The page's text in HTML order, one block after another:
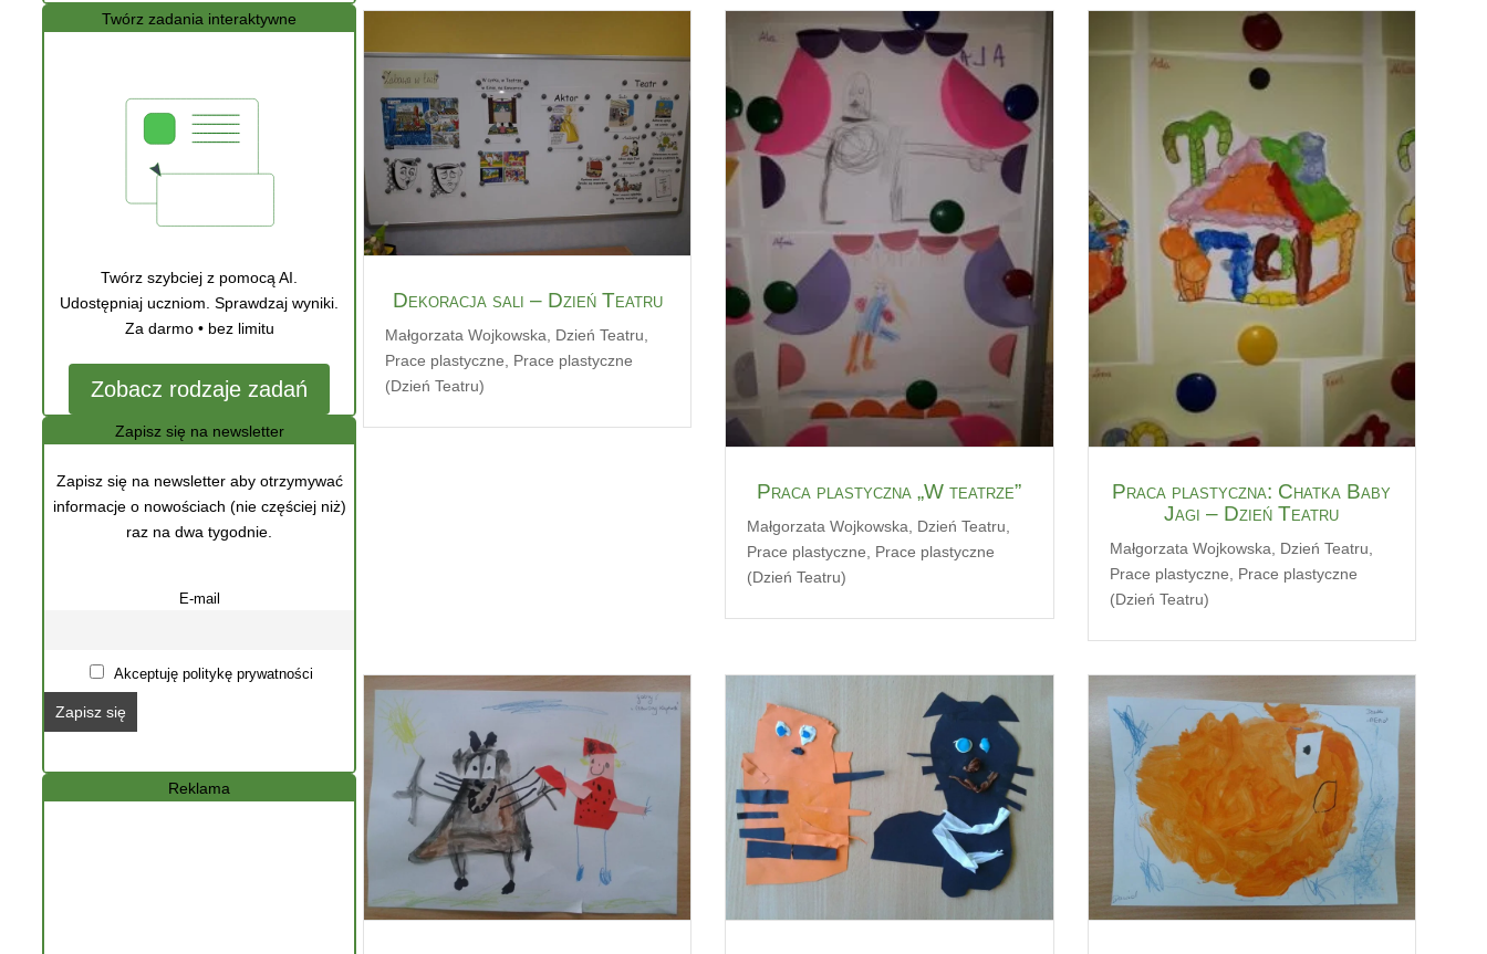
Twórz zadania interaktywne
Twórz szybciej z pomocą AI.
Udostępniaj uczniom. Sprawdzaj wyniki.
Za darmo • bez limitu
Zobacz rodzaje zadań
Zapisz się na newsletter
Zapisz się na newsletter aby otrzymywać
informacje o nowościach (nie częściej niż)
raz na dwa tygodnie.
E-mail
Akceptuję politykę prywatności
Reklama
Dekoracja sali – Dzień Teatru
Małgorzata Wojkowska, Dzień Teatru,
Prace plastyczne, Prace plastyczne
(Dzień Teatru)
Praca plastyczna „W teatrze”
Małgorzata Wojkowska Dzień Teatru
Prace plastyczne
Prace plastyczne
(Dzień Teatru)
Praca plastyczna: Chatka Baby
Jagi – Dzień Teatru
Małgorzata Wojkowska Dzień Teatru
Prace plastyczne
Prace plastyczne
(Dzień Teatru)